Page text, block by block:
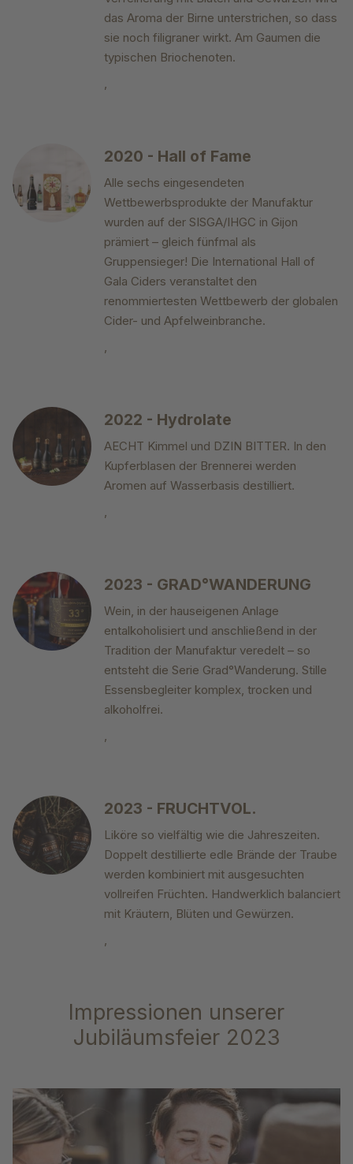
das Aroma der Birne unterstrichen, so dass
sie noch filigraner wirkt. Am Gaumen die
typischen Briochenoten.
,
2020 - Hall of Fame
Alle sechs eingesendeten
Wettbewerbsprodukte der Manufaktur
wurden auf der SISGA/IHGC in Gijon
prämiert – gleich fünfmal als
Gruppensieger! Die International Hall of
Gala Ciders veranstaltet den
renommiertesten Wettbewerb der globalen
Cider- und Apfelweinbranche.
,
2022 - Hydrolate
AECHT Kimmel und DZIN BITTER. In den
Kupferblasen der Brennerei werden
Aromen auf Wasserbasis destilliert.
,
2023 - GRAD°WANDERUNG
Wein, in der hauseigenen Anlage
entalkoholisiert und anschließend in der
Tradition der Manufaktur veredelt – so
entsteht die Serie Grad°Wanderung. Stille
Essensbegleiter komplex, trocken und
alkoholfrei.
,
2023 - FRUCHTVOL.
Liköre so vielfältig wie die Jahreszeiten.
Doppelt destillierte edle Brände der Traube
werden kombiniert mit ausgesuchten
vollreifen Früchten. Handwerklich balanciert
mit Kräutern, Blüten und Gewürzen.
,
Impressionen unserer
Jubiläumsfeier 2023